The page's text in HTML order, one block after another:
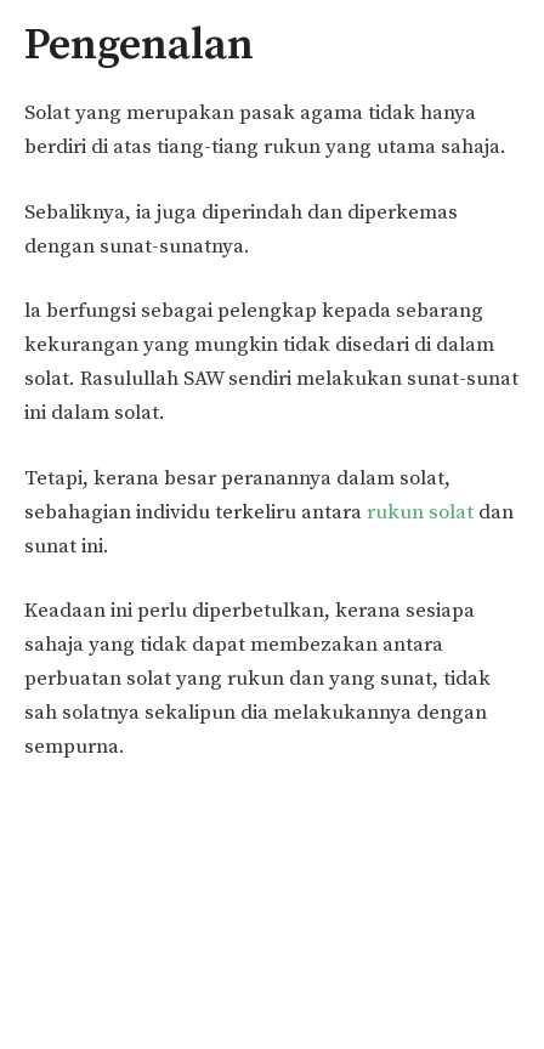
Pengenalan
Solat yang merupakan pasak agama tidak hanya
berdiri di atas tiang-tiang rukun yang utama sahaja.
Sebaliknya, ia juga diperindah dan diperkemas
dengan sunat-sunatnya.
la berfungsi sebagai pelengkap kepada sebarang
kekurangan yang mungkin tidak disedari di dalam
solat. Rasulullah SAW sendiri melakukan sunat-sunat
ini dalam solat.
Tetapi, kerana besar peranannya dalam solat,
sebahagian individu terkeliru antararukun solat dan
sunat ini.
Keadaan ini perlu diperbetulkan, kerana sesiapa
sahaja yang tidak dapat membezakan antara
perbuatan solat yang rukun dan yang sunat, tidak
sah solatnya sekalipun dia melakukannya dengan
sempurna.